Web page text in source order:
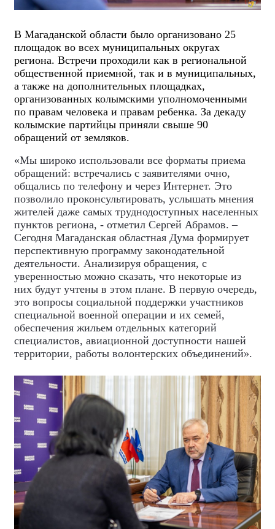
В Магаданской области было организовано 25
площадок во всех муниципальных округах
региона. Встречи проходили как в региональной
общественной приемной, так и в муниципальных,
а также на дополнительных площадках,
организованных колымскими уполномоченными
по правам человека и правам ребенка. За декаду
колымские партийцы приняли свыше 90
обращений от земляков.
«Мы широко использовали все форматы приема
обращений: встречались с заявителями очно,
общались по телефону и через Интернет. Это
позволило проконсультировать, услышать мнения
жителей даже самых труднодоступных населенных
пунктов региона, - отметил Сергей Абрамов. –
Сегодня Магаданская областная Дума формирует
перспективную программу законодательной
деятельности. Анализируя обращения, с
уверенностью можно сказать, что некоторые из
них будут учтены в этом плане. В первую очередь,
это вопросы социальной поддержки участников
специальной военной операции и их семей,
обеспечения жильем отдельных категорий
специалистов, авиационной доступности нашей
территории, работы волонтерских объединений».